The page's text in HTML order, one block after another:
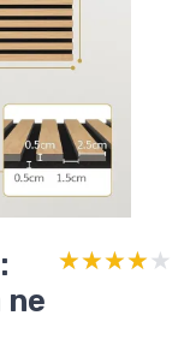
ne
★★★★★
★★★★★